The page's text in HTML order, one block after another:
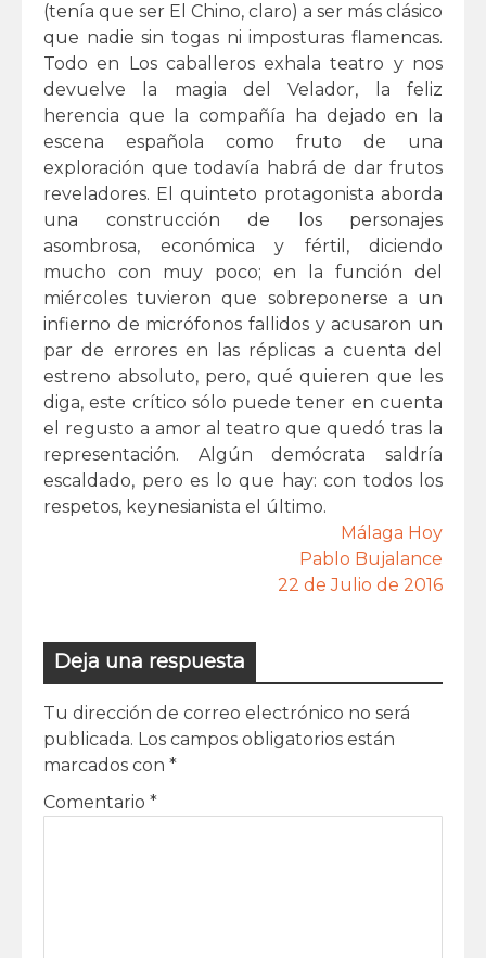
(tenía que ser El Chino, claro) a ser más clásico
que nadie sin togas ni imposturas flamencas.
Todo en Los caballeros exhala teatro y nos
devuelve la magia del Velador, la feliz
herencia que la compañía ha dejado en la
escena española como fruto de una
exploración que todavía habrá de dar frutos
reveladores. El quinteto protagonista aborda
una construcción de los personajes
asombrosa, económica y fértil, diciendo
mucho con muy poco; en la función del
miércoles tuvieron que sobreponerse a un
infierno de micrófonos fallidos y acusaron un
par de errores en las réplicas a cuenta del
estreno absoluto, pero, qué quieren que les
diga, este crítico sólo puede tener en cuenta
el regusto a amor al teatro que quedó tras la
representación. Algún demócrata saldría
escaldado, pero es lo que hay: con todos los
respetos, keynesianista el último.
Málaga Hoy
Pablo Bujalance
22 de Julio de 2016
Deja una respuesta
Tu dirección de correo electrónico no será
publicada. Los campos obligatorios están
marcados con *
Comentario *